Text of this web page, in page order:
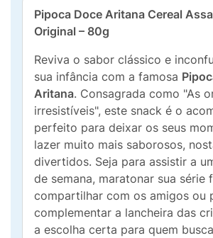
Pipoca Doce Aritana Cereal
Original – 80g
Reviva o sabor clássico e
sua infância com a famosa
Aritana. Consagrada como "As
irresistíveis", este snack é o
perfeito para deixar os seus
lazer muito mais saborosos,
divertidos. Seja para assistir a
de semana, maratonar sua série
compartilhar com os amigos ou
complementar a lancheira das
a escolha certa para quem